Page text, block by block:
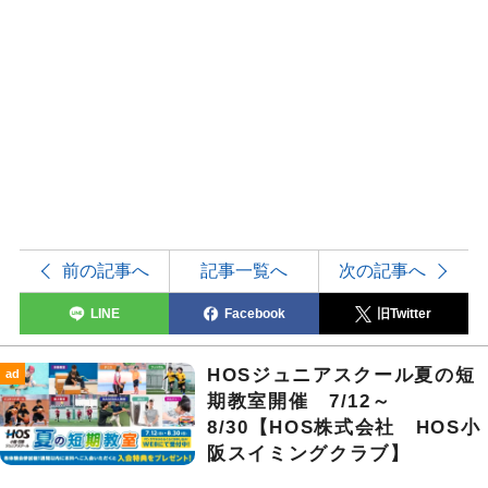
前の記事へ 記事一覧へ 次の記事へ
LINE Facebook 旧Twitter
ad
HOSジュニアスクール夏の短
期教室開催 7/12～
8/30【HOS株式会社 HOS小
阪スイミングクラブ】